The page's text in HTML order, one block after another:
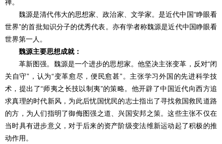
禅。
魏源是清代伟大的思想家、政治家、文学家。是近代中国“睁眼看
世界”的首批知识分子的优秀代表。亦有学者称魏源是近代中国睁眼看
世界第一人。
魏源主要思想成就：
革新图强。魏源是一个进步的思想家。他坚决主张变革，反对“闭
关自守”，认为“变革愈尽，便民愈甚”。主张学习外国的先进科学技
术，提出了“师夷之长技以制夷”的策略。他开辟了中国近代向西方追
求真理的时代新风，为此后忧国忧民的志士指出了寻找救国救民道路
的方，为人们指明了御侮图强之道、兴国安邦之策。这些主张不仅在
当时具有进步意义，对于后来的资产阶级变法维新运动起了积极的推
动作用。